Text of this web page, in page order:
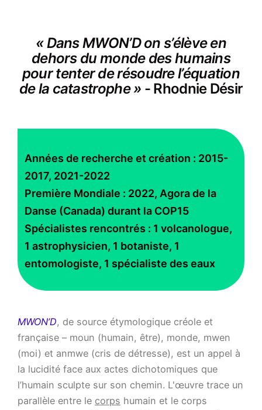
« Dans MWON’D on s’élève en
dehors du monde des humains
pour tenter de résoudre l’équation
de la catastrophe » - Rhodnie Désir
Années de recherche et création : 2015-
2017, 2021-2022
Première Mondiale : 2022, Agora de la
Danse (Canada) durant la COP15
Spécialistes rencontrés : 1 volcanologue,
1 astrophysicien, 1 botaniste, 1
entomologiste, 1 spécialiste des eaux
MWON’D, de source étymologique créole et
française – moun (humain, être), monde, mwen
(moi) et anmwe (cris de détresse), est un appel à
la lucidité face aux actes dichotomiques que
l’humain sculpte sur son chemin. L'œuvre trace un
parallèle entre le corps humain et le corps